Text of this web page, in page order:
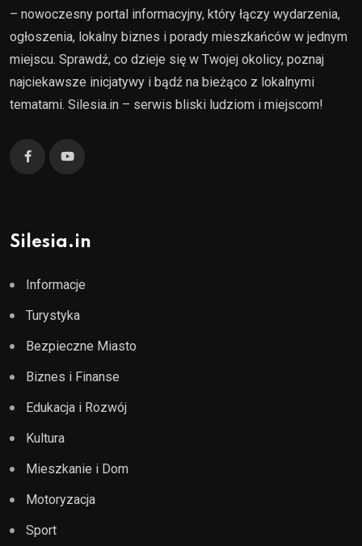
– nowoczesny portal informacyjny, który łączy wydarzenia,
ogłoszenia, lokalny biznes i porady mieszkańców w jednym
miejscu. Sprawdź, co dzieje się w Twojej okolicy, poznaj
najciekawsze inicjatywy i bądź na bieżąco z lokalnymi
tematami. Silesia.in – serwis bliski ludziom i miejscom!
Silesia.in
Informacje
Turystyka
Bezpieczne Miasto
Biznes i Finanse
Edukacja i Rozwój
Kultura
Mieszkanie i Dom
Motoryzacja
Sport